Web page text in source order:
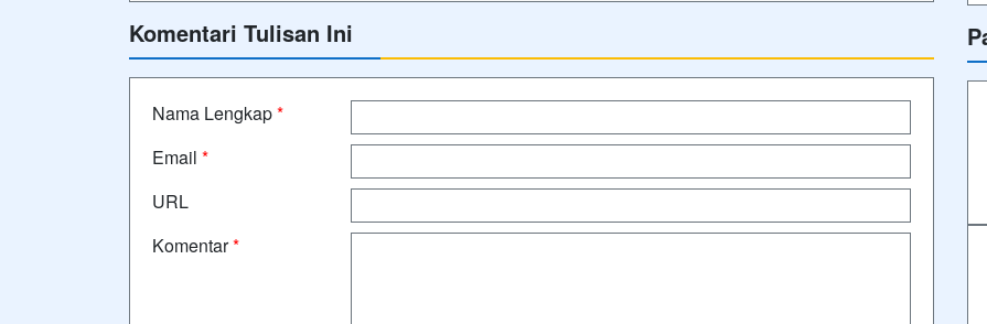
Komentari Tulisan Ini
Nama Lengkap*
Email *
URL
Komentar*